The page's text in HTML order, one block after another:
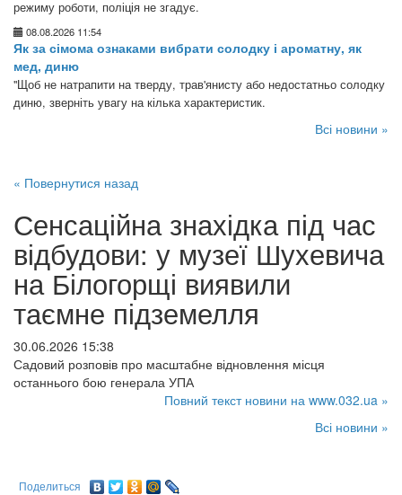
режиму роботи, поліція не згадує.
08.08.2026 11:54
Як за сімома ознаками вибрати солодку і ароматну, як
мед, диню
"Щоб не натрапити на тверду, трав'янисту або недостатньо солодку
диню, зверніть увагу на кілька характеристик.
Всі новини »
« Повернутися назад
Сенсаційна знахідка під час
відбудови: у музеї Шухевича
на Білогорщі виявили
таємне підземелля
30.06.2026 15:38
Садовий розповів про масштабне відновлення місця
останнього бою генерала УПА
Повний текст новини на www.032.ua »
Всі новини »
Поделиться